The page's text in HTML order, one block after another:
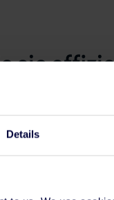
Details
sie
diejenigen, die
möchten.
müssen so
werden. Sie
lassen, dass ihre